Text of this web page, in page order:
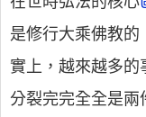
是修行大乘佛教的
實上，越來越多的
分裂完完全全是兩